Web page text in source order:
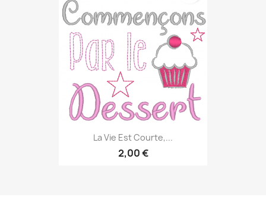
La Vie Est Courte,...
2,00 €